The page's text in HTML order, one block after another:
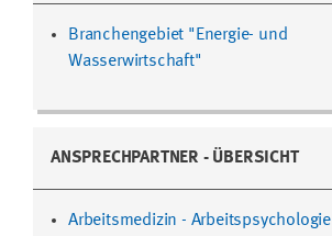
Branchengebiet "Energie- und
Wasserwirtschaft"
ANSPRECHPARTNER - ÜBERSICHT
Arbeitsmedizin - Arbeitspsychologie